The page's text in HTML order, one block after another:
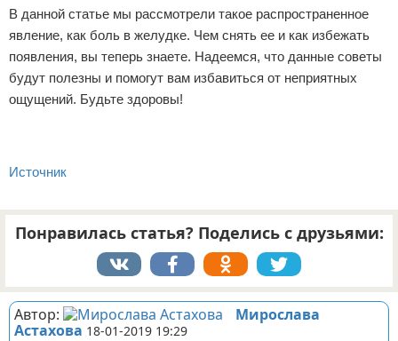
В данной статье мы рассмотрели такое распространенное
явление, как боль в желудке. Чем снять ее и как избежать
появления, вы теперь знаете. Надеемся, что данные советы
будут полезны и помогут вам избавиться от неприятных
ощущений. Будьте здоровы!
Источник
Понравилась статья? Поделись с друзьями:
Автор:
Мирослава
Астахова 18-01-2019 19:29